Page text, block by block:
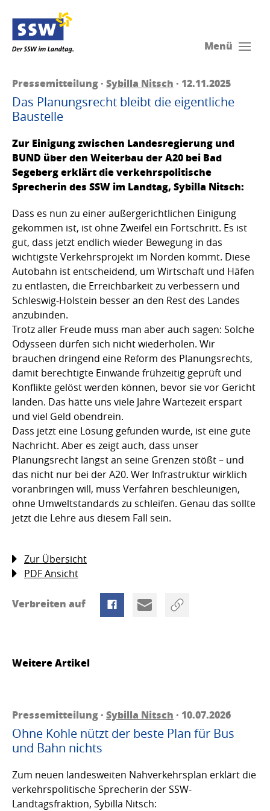
Menü
Pressemitteilung · Sybilla Nitsch · 12.11.2025
Das Planungsrecht bleibt die eigentliche
Baustelle
Zur Einigung zwischen Landesregierung und
BUND über den Weiterbau der A20 bei Bad
Segeberg erklärt die verkehrspolitische
Sprecherin des SSW im Landtag, Sybilla Nitsch:
Dass es nun zu einer außergerichtlichen Einigung
gekommen ist, ist ohne Zweifel ein Fortschritt. Es ist
gut, dass jetzt endlich wieder Bewegung in das
wichtigste Verkehrsprojekt im Norden kommt. Diese
Autobahn ist entscheidend, um Wirtschaft und Häfen
zu entlasten, die Erreichbarkeit zu verbessern und
Schleswig-Holstein besser an den Rest des Landes
anzubinden.
Trotz aller Freude muss man aber auch sagen: Solche
Odysseen dürfen sich nicht wiederholen. Wir
brauchen dringend eine Reform des Planungsrechts,
damit berechtigte Einwände frühzeitig geprüft und
Konflikte gelöst werden können, bevor sie vor Gericht
landen. Das hätte uns viele Jahre Wartezeit erspart
und viel Geld obendrein.
Dass jetzt eine Lösung gefunden wurde, ist eine gute
Nachricht. Aber es zeigt auch, dass unser
Planungsrecht längst an seine Grenzen stößt – und
das nicht nur bei der A20. Wer Infrastruktur wirklich
voranbringen will, muss Verfahren beschleunigen,
ohne Umweltstandards zu schleifen. Genau das sollte
jetzt die Lehre aus diesem Fall sein.
Zur Übersicht
PDF Ansicht
Verbreiten auf
Weitere Artikel
Pressemitteilung · Sybilla Nitsch · 10.07.2026
Ohne Kohle nützt der beste Plan für Bus
und Bahn nichts
Zum neuen landesweiten Nahverkehrsplan erklärt die
verkehrspolitische Sprecherin der SSW-
Landtagsfraktion, Sybilla Nitsch: